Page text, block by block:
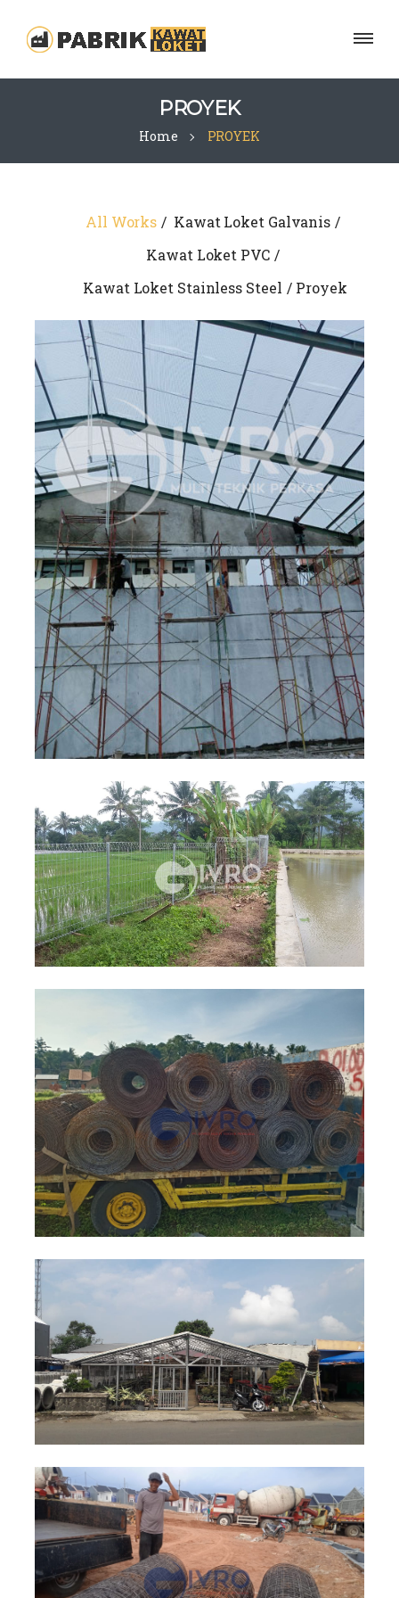
PROYEK
Home PROYEK
All Works
Kawat Loket Galvanis
Kawat Loket PVC
Kawat Loket Stainless Steel
Proyek
Pemasangan Kawat Loket untuk
atap roofmesh, gedung arsip
Mahkamah Agung
Kawat Loket Galvanis Proyek
+
Pemasangan Pagar BRC Curug
Barang, Banten
Proyek
+
Project Pemasangan Kawat Loket
Pelapis Pagar BRC, Untuk Kebun
Wilayah Bogor
Kawat Loket Galvanis Proyek
+
Pemasangan Kawat Loket PVC
Untuk Peternakan Burung , Bandung
Kawat Loket PVC Proyek
+
Pemasangan Kawat Loket Galvanis
Untuk Proyek Pembangunan
Perumahan, Banten
Kawat Loket Galvanis Proyek